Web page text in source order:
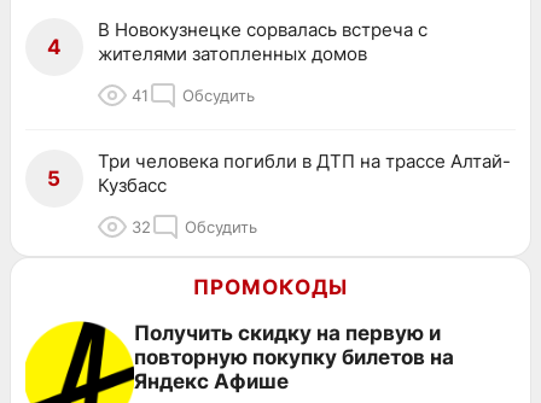
4
В Новокузнецке сорвалась встреча с
жителями затопленных домов
41 Обсудить
5
Три человека погибли в ДТП на трассе Алтай-
Кузбасс
32 Обсудить
ПРОМОКОДЫ
Получить скидку на первую и
повторную покупку билетов на
Яндекс Афише